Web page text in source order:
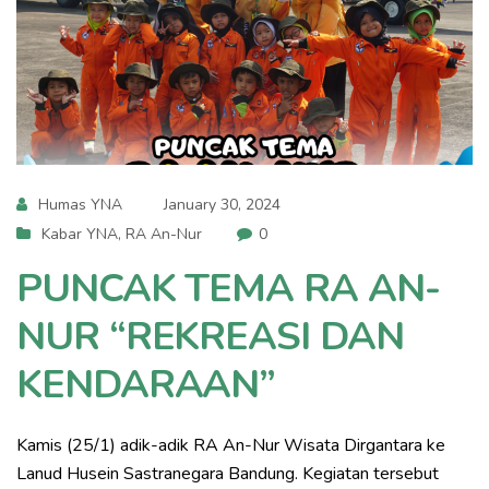
Humas YNA
January 30, 2024
Kabar YNA, RA An-Nur 0
PUNCAK TEMA RA AN-
NUR “REKREASI DAN
KENDARAAN”
Kamis (25/1) adik-adik RA An-Nur Wisata Dirgantara ke
Lanud Husein Sastranegara Bandung. Kegiatan tersebut